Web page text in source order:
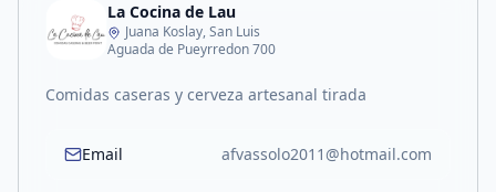
La Cocina de Lau
Juana Koslay, San Luis
Aguada de Pueyrredon 700
Comidas caseras y cerveza artesanal tirada
Email afvassolo2011@hotmail.com